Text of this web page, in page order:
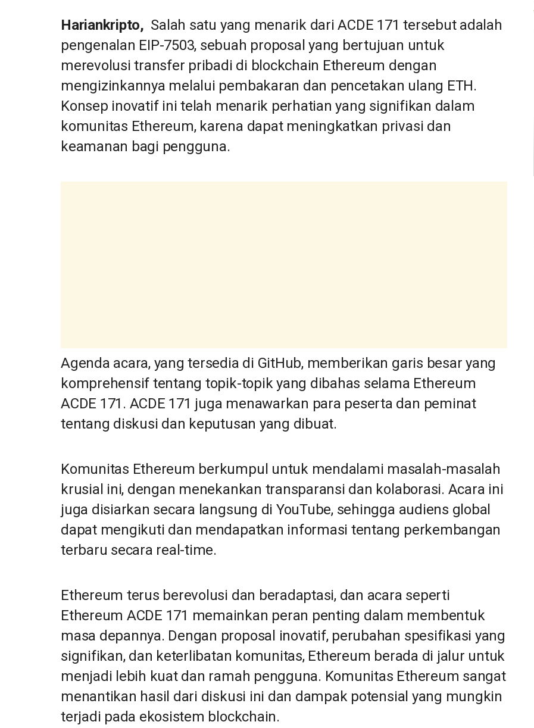
Hariankripto, Salah satu yang menarik dari ACDE 171 tersebut adalah
pengenalan EIP-7503, sebuah proposal yang bertujuan untuk
merevolusi transfer pribadi di blockchain Ethereum dengan
mengizinkannya melalui pembakaran dan pencetakan ulang ETH.
Konsep inovatif ini telah menarik perhatian yang signifikan dalam
komunitas Ethereum, karena dapat meningkatkan privasi dan
keamanan bagi pengguna.
Agenda acara, yang tersedia di GitHub, memberikan garis besar yang
komprehensif tentang topik-topik yang dibahas selama Ethereum
ACDE 171. ACDE 171 juga menawarkan para peserta dan peminat
tentang diskusi dan keputusan yang dibuat.
Komunitas Ethereum berkumpul untuk mendalami masalah-masalah
krusial ini, dengan menekankan transparansi dan kolaborasi. Acara ini
juga disiarkan secara langsung di YouTube, sehingga audiens global
dapat mengikuti dan mendapatkan informasi tentang perkembangan
terbaru secara real-time.
Ethereum terus berevolusi dan beradaptasi, dan acara seperti
Ethereum ACDE 171 memainkan peran penting dalam membentuk
masa depannya. Dengan proposal inovatif, perubahan spesifikasi yang
signifikan, dan keterlibatan komunitas, Ethereum berada di jalur untuk
menjadi lebih kuat dan ramah pengguna. Komunitas Ethereum sangat
menantikan hasil dari diskusi ini dan dampak potensial yang mungkin
terjadi pada ekosistem blockchain.